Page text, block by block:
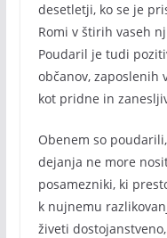
desetletji, ko se je
Romi v štirih vaseh
Poudaril je tudi
občanov, zaposlenih
kot pridne in
Obenem so
dejanja ne more
posamezniki, ki
k nujnemu
živeti